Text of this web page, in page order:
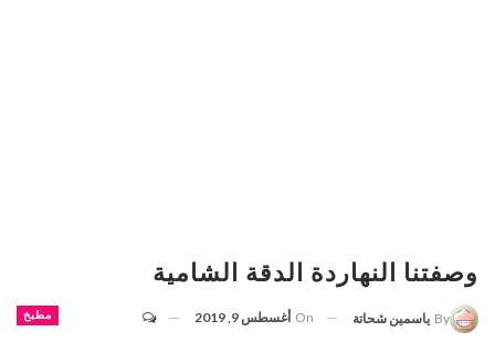
وصفتنا النهاردة الدقة الشامية
مطبخ By ياسمين شحاتة On أغسطس 9, 2019